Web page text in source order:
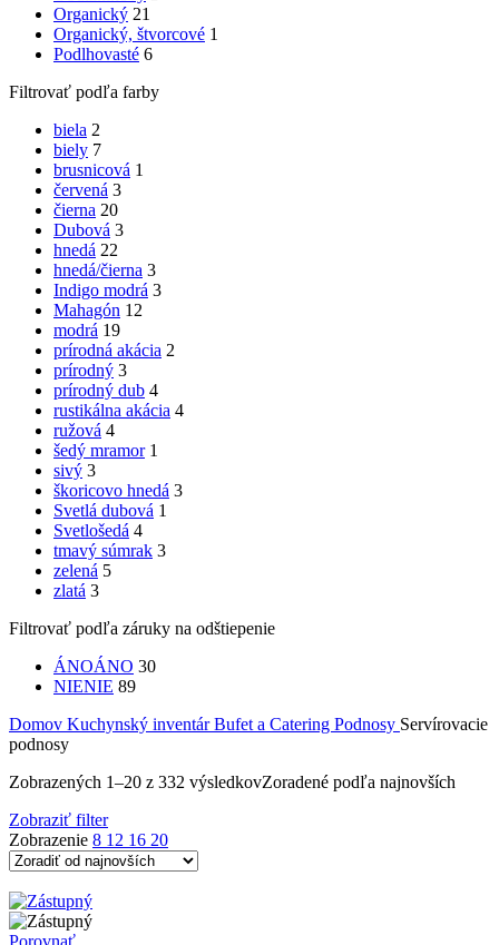
Organický 21
Organický, štvorcové 1
Podlhovasté 6
Filtrovať podľa farby
biela 2
biely 7
brusnicová 1
červená 3
čierna 20
Dubová 3
hnedá 22
hnedá/čierna 3
Indigo modrá 3
Mahagón 12
modrá 19
prírodná akácia 2
prírodný 3
prírodný dub 4
rustikálna akácia 4
ružová 4
šedý mramor 1
sivý 3
škoricovo hnedá 3
Svetlá dubová 1
Svetlošedá 4
tmavý súmrak 3
zelená 5
zlatá 3
Filtrovať podľa záruky na odštiepenie
ÁNOÁNO 30
NIENIE 89
Domov Kuchynský inventárBufet a Catering Podnosy Servírovacie
podnosy
Zobrazených 1–20 z 332 výsledkovZoradené podľa najnovších
Zobraziť filter
Zobrazenie 8 12 16 20
Porovnať